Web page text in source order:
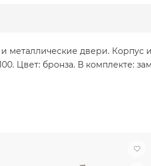
металлические двери. Корпус
Цвет: бронза. В комплекте: